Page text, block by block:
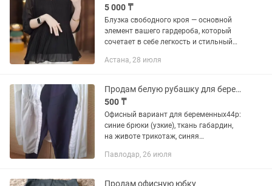
5 000 ₸
Блузка свободного кроя — основной
элемент вашего гардероба, который
сочетает в себе легкость и стильный
для создания повседневных образов,
Астана, 28 июля
Продам белую рубашку для беременных
500 ₸
Офисный вариант для беременных44р:
синие брюки (узкие), ткань габардин,
на животе трикотаж, синяя
животе трикотаж, белая рубашка хб в
Павлодар, 26 июля
Продам офисную юбку